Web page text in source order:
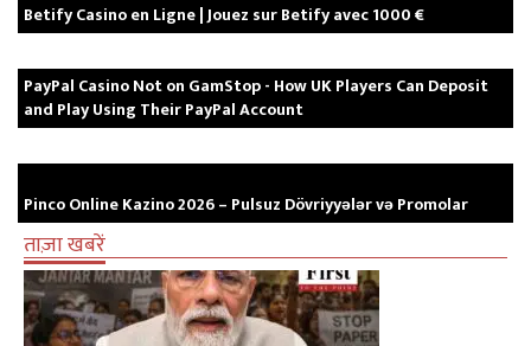
Betify Casino en Ligne | Jouez sur Betify avec 1000 €
PayPal Casino Not on GamStop - How UK Players Can Deposit
and Play Using Their PayPal Account
Pinco Online Kazino 2026 – Pulsuz Dövriyyələr və Promolar
ताज़ा खबरें